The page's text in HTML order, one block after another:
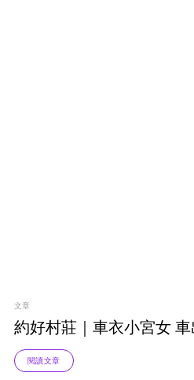
文章
約好村莊｜車衣小宮女
閱讀文章